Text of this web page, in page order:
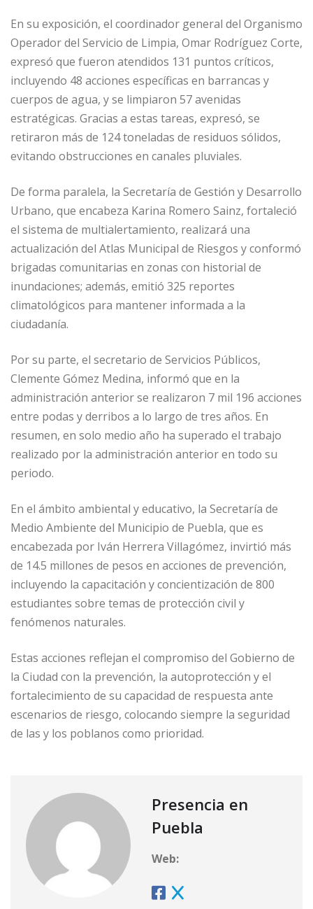
En su exposición, el coordinador general del Organismo
Operador del Servicio de Limpia, Omar Rodríguez Corte,
expresó que fueron atendidos 131 puntos críticos,
incluyendo 48 acciones específicas en barrancas y
cuerpos de agua, y se limpiaron 57 avenidas
estratégicas. Gracias a estas tareas, expresó, se
retiraron más de 124 toneladas de residuos sólidos,
evitando obstrucciones en canales pluviales.
De forma paralela, la Secretaría de Gestión y Desarrollo
Urbano, que encabeza Karina Romero Sainz, fortaleció
el sistema de multialertamiento, realizará una
actualización del Atlas Municipal de Riesgos y conformó
brigadas comunitarias en zonas con historial de
inundaciones; además, emitió 325 reportes
climatológicos para mantener informada a la
ciudadanía.
Por su parte, el secretario de Servicios Públicos,
Clemente Gómez Medina, informó que en la
administración anterior se realizaron 7 mil 196 acciones
entre podas y derribos a lo largo de tres años. En
resumen, en solo medio año ha superado el trabajo
realizado por la administración anterior en todo su
periodo.
En el ámbito ambiental y educativo, la Secretaría de
Medio Ambiente del Municipio de Puebla, que es
encabezada por Iván Herrera Villagómez, invirtió más
de 14.5 millones de pesos en acciones de prevención,
incluyendo la capacitación y concientización de 800
estudiantes sobre temas de protección civil y
fenómenos naturales.
Estas acciones reflejan el compromiso del Gobierno de
la Ciudad con la prevención, la autoprotección y el
fortalecimiento de su capacidad de respuesta ante
escenarios de riesgo, colocando siempre la seguridad
de las y los poblanos como prioridad.
Presencia en
Puebla
Web: